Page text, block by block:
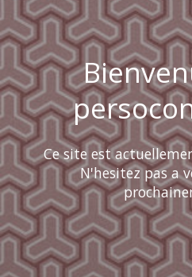
Ce site est
N'hesitez pas a